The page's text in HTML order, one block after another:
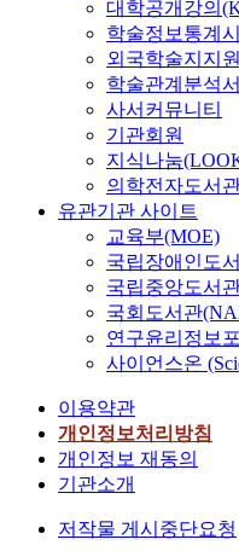
대학공개강의
학술정보통계
외국학술지지
학술관계분석
사서커뮤니티
기관회원
지식나눔
의학전자도서
유관기관 사이트
교육부(MOE)
국립장애인도
국립중앙도서
국회도서관
연구윤리정보
사이언스온
이용약관
개인정보처리방침
개인정보 재동의
기관소개
저작물 게시중단요청